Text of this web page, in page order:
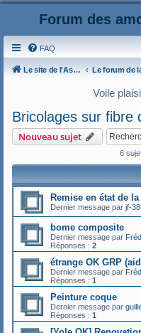
Forum des
FAQ
Le site de l'AspryOK
Voile
Bricolages sur fibre
Nouveau sujet
6
Remise en état de la
Dernier message par jf-38
bome composite
Dernier message par
Réponses : 2
étrange OK GRP
Dernier message par
Réponses : 1
Peinture coque
Dernier message par
Réponses : 1